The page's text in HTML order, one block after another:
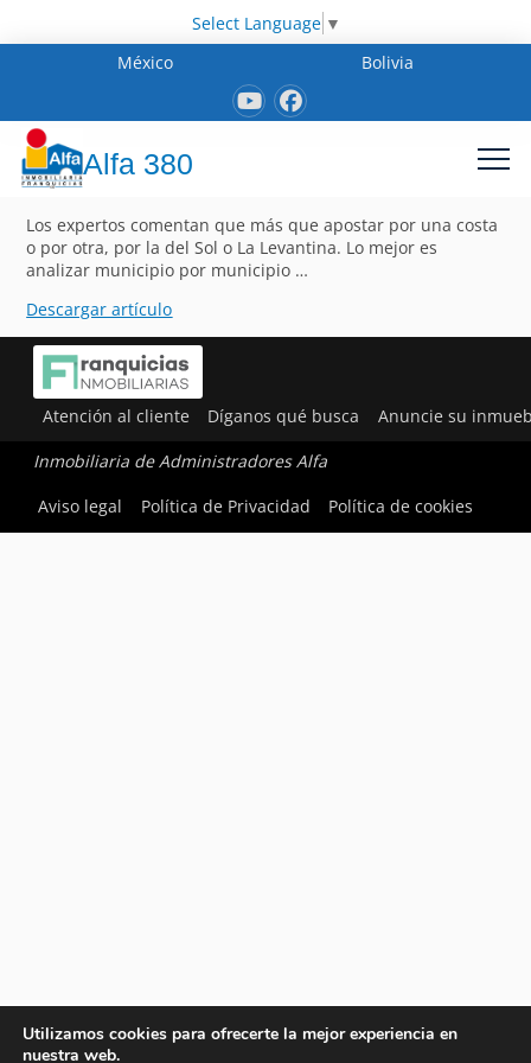
Select Language ▼
México
Bolivia
Alfa 380
Los expertos comentan que más que apostar por una costa
o por otra, por la del Sol o La Levantina. Lo mejor es
analizar municipio por municipio …
Descargar artículo
Atención al cliente Díganos qué busca Anuncie su
Inmobiliaria de Administradores Alfa
Aviso legal
Política de Privacidad Política de cookies
Utilizamos cookies para ofrecerte la mejor experiencia en
nuestra web.